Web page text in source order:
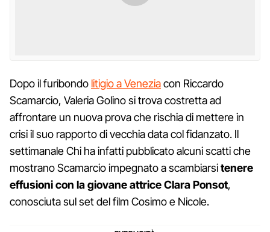
Dopo il furibondo litigio a Veneziacon Riccardo
Scamarcio, Valeria Golino si trova costretta ad
affrontare un nuova prova che rischia di mettere in
crisi il suo rapporto di vecchia data col fidanzato. Il
settimanale Chi ha infatti pubblicato alcuni scatti che
mostrano Scamarcio impegnato a scambiarsitenere
effusioni con la giovane attrice Clara Ponsot,
conosciuta sul set del film Cosimo e Nicole.